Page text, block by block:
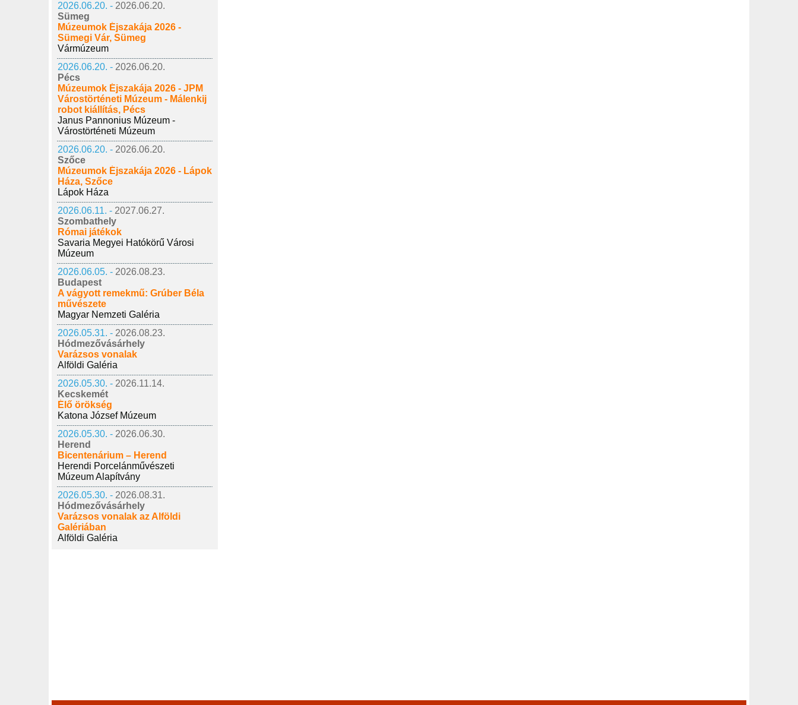
2026.06.20. - 2026.06.20.
Sümeg
Múzeumok Éjszakája 2026 -
Sümegi Vár, Sümeg
Vármúzeum
2026.06.20. - 2026.06.20.
Pécs
Múzeumok Éjszakája 2026 - JPM
Várostörténeti Múzeum - Málenkij
robot kiállítás, Pécs
Janus Pannonius Múzeum -
Várostörténeti Múzeum
2026.06.20. - 2026.06.20.
Szőce
Múzeumok Éjszakája 2026 - Lápok
Háza, Szőce
Lápok Háza
2026.06.11. - 2027.06.27.
Szombathely
Római játékok
Savaria Megyei Hatókörű Városi
Múzeum
2026.06.05. - 2026.08.23.
Budapest
A vágyott remekmű: Grúber Béla
művészete
Magyar Nemzeti Galéria
2026.05.31. - 2026.08.23.
Hódmezővásárhely
Varázsos vonalak
Alföldi Galéria
2026.05.30. - 2026.11.14.
Kecskemét
Élő örökség
Katona József Múzeum
2026.05.30. - 2026.06.30.
Herend
Bicentenárium – Herend
Herendi Porcelánművészeti
Múzeum Alapítvány
2026.05.30. - 2026.08.31.
Hódmezővásárhely
Varázsos vonalak az Alföldi
Galériában
Alföldi Galéria